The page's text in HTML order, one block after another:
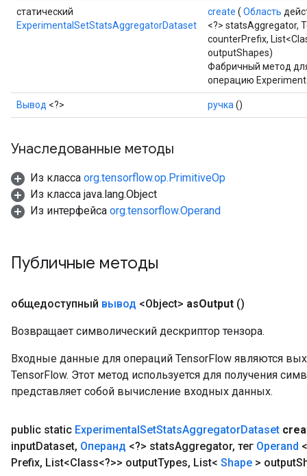
статический
ExperimentalSetStatsAggregatorDataset
create ( Область
<?> statsAggregator,
counterPrefix,
outputShapes)
Фабричный метод
операцию
Вывод <?> ручка ()
Унаследованные методы
Из класса org.tensorflow.op.PrimitiveOp
Из класса java.lang.Object
Из интерфейса org.tensorflow.Operand
Публичные методы
общедоступный вывод <Object> asOutput ()
Возвращает символический дескриптор тензора.
Входные данные для операций TensorFlow являются
TensorFlow. Этот метод используется для получения
представляет собой вычисление входных данных.
public static ExperimentalSetStatsAggregatorDataset
inputDataset, Операнд <?> statsAggregator, тег Operand
Prefix, List<Class<?>> outputTypes, List< Shape > output